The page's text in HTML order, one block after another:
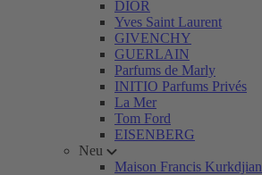
DIOR
Yves Saint Laurent
GIVENCHY
GUERLAIN
Parfums de Marly
INITIO Parfums Privés
La Mer
Tom Ford
EISENBERG
Neu
Maison Francis Kurkdjian